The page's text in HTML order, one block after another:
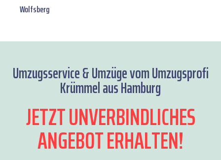
Wolfsberg
Umzugsservice & Umzüge vom Umzugsprofi
Krümmel aus Hamburg
JETZT UNVERBINDLICHES
ANGEBOT ERHALTEN!